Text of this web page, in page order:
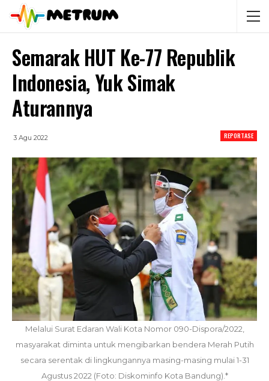
Semarak HUT Ke-77 Republik
Indonesia, Yuk Simak
Aturannya
REPORTASE
3 Agu 2022
Melalui Surat Edaran Wali Kota Nomor 090-Dispora/2022,
masyarakat diminta untuk mengibarkan bendera Merah Putih
secara serentak di lingkungannya masing-masing mulai 1-31
Agustus 2022 (Foto: Diskominfo Kota Bandung).*